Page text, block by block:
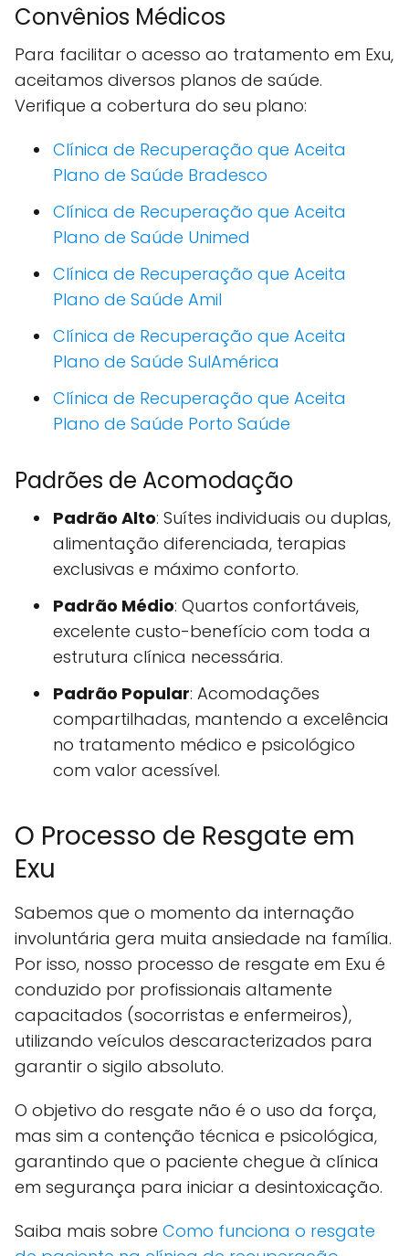
Convênios Médicos
Para facilitar o acesso ao tratamento em Exu,
aceitamos diversos planos de saúde.
Verifique a cobertura do seu plano:
Clínica de Recuperação que Aceita
Plano de Saúde Bradesco
Clínica de Recuperação que Aceita
Plano de Saúde Unimed
Clínica de Recuperação que Aceita
Plano de Saúde Amil
Clínica de Recuperação que Aceita
Plano de Saúde SulAmérica
Clínica de Recuperação que Aceita
Plano de Saúde Porto Saúde
Padrões de Acomodação
Padrão Alto: Suítes individuais ou duplas,
alimentação diferenciada, terapias
exclusivas e máximo conforto.
Padrão Médio: Quartos confortáveis,
excelente custo-benefício com toda a
estrutura clínica necessária.
Padrão Popular: Acomodações
compartilhadas, mantendo a excelência
no tratamento médico e psicológico
com valor acessível.
O Processo de Resgate em
Exu
Sabemos que o momento da internação
involuntária gera muita ansiedade na família.
Por isso, nosso processo de resgate em Exu é
conduzido por profissionais altamente
capacitados (socorristas e enfermeiros),
utilizando veículos descaracterizados para
garantir o sigilo absoluto.
O objetivo do resgate não é o uso da força,
mas sim a contenção técnica e psicológica,
garantindo que o paciente chegue à clínica
em segurança para iniciar a desintoxicação.
Saiba mais sobre Como funciona o resgate